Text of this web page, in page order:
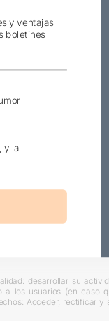
y ventajas
boletines
, y la
desarrollar su
los usuarios (en caso
Acceder, rectificar